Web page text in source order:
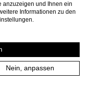
at Kloster Saarn
anzuzeigen und Ihnen ein
Informationen zu den
Nein, anpassen